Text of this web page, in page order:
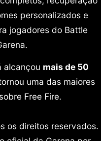
personalizados e
jogadores do Battle
alcançou mais de 50
uma das maiores
Free Fire.
os direitos reservados.